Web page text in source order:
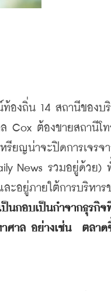
ท้องถิ่น 14 สถานีของบ
Cox ต้องขายสถานีโ
รียญน่าจะปิดการเจรจ
News รวมอยู่ด้วย)
ละอยู่ภายใต้การบริหาร
ป็นกอบเป็นกำจากธุรกิจ
ศาล อย่างเช่น
ตลาด